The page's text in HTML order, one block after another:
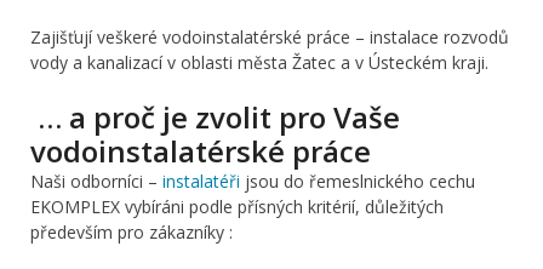
Zajišťují veškeré vodoinstalatérské práce – instalace rozvodů
vody a kanalizací v oblasti města Žatec a v Ústeckém kraji.
… a proč je zvolit pro Vaše
vodoinstalatérské práce
Naši odborníci – instalatéři jsou do řemeslnického cechu
EKOMPLEX vybíráni podle přísných kritérií, důležitých
především pro zákazníky :